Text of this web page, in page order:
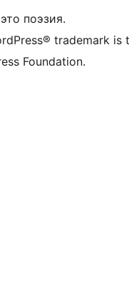
поэзия.
trademark
Foundation.